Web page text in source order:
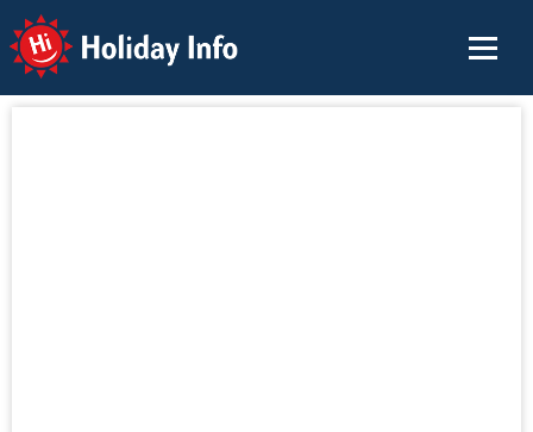
Holiday Info